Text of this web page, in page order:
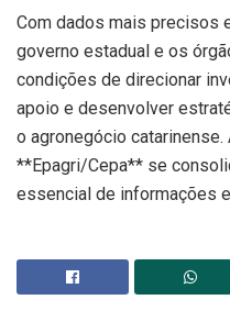
Com dados mais precisos
governo estadual e os
condições de direcionar
apoio e desenvolver
o agronegócio
**Epagri/Cepa** se
essencial de informações